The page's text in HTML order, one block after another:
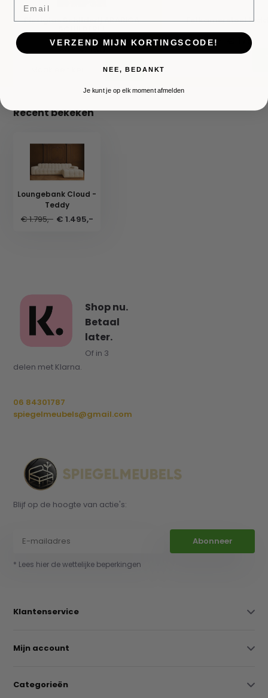
Plexiglas Schilderij ARABICA
€ 150,-
Eetkamerstoel
€ 210,- € 175,-
Recent bekeken
Loungebank Cloud -
Teddy
€ 1.795,- € 1.495,-
Shop nu.
Betaal
later.
Of in 3
delen met Klarna.
06 84301787
spiegelmeubels@gmail.com
Blijf op de hoogte van actie's:
Abonneer
* Lees hier de wettelijke beperkingen
Klantenservice
Mijn account
Categorieën
VERZEND MIJN KORTINGSCODE!
NEE, BEDANKT
Je kunt je op elk moment afmelden